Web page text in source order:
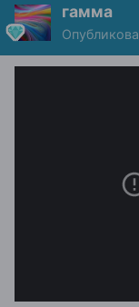
гамма